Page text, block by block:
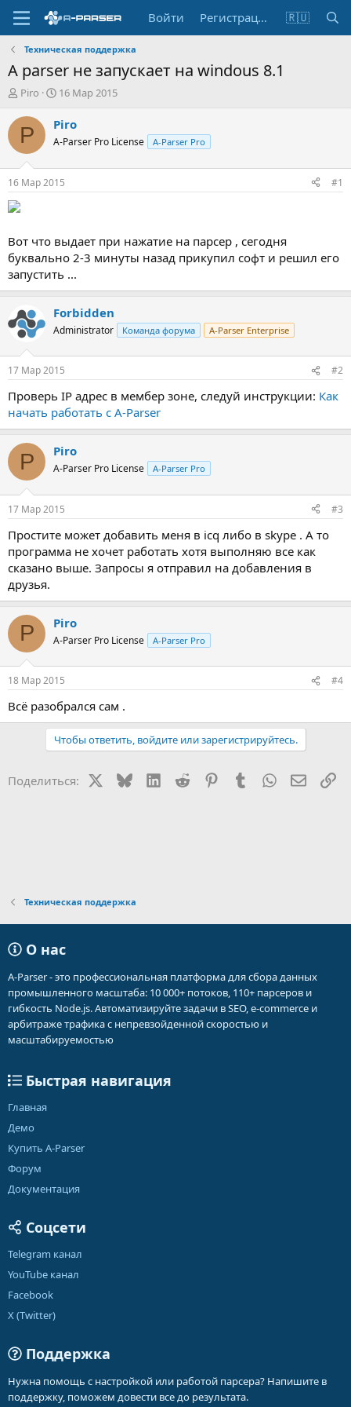
Войти Регистрация 🇷🇺
Техническая поддержка
A parser не запускает на windous 8.1
А
т
о
т
е
м
ы
Piro
Д
т
н
ч
а
16 Мар 2015
P Piro
A-Parser Pro License A-Parser Pro
16 Мар 2015 #1
Вот что выдает при нажатие на парсер , сегодня
буквально 2-3 минуты назад прикупил софт и решил его
запустить ...
Forbidden
Administrator Команда форума A-Parser Enterprise
17 Мар 2015 #2
Проверь IP адрес в мембер зоне, следуй инструкции: Как
начать работать с A-Parser
P Piro
A-Parser Pro License A-Parser Pro
17 Мар 2015 #3
Простите может добавить меня в icq либо в skype . А то
программа не хочет работать хотя выполняю все как
сказано выше. Запросы я отправил на добавления в
друзья.
P Piro
A-Parser Pro License A-Parser Pro
18 Мар 2015 #4
Всё разобрался сам .
Чтобы ответить, войдите или зарегистрируйтесь.
Поделиться: BlueskyLinkedIn
Reddit PinterestTumblr WhatsApp
Техническая поддержка
О нас
A-Parser - это профессиональная платформа для сбора данных
промышленного масштаба: 10 000+ потоков, 110+ парсеров и
гибкость Node.js. Автоматизируйте задачи в SEO, e-commerce и
арбитраже трафика с непревзойденной скоростью и
масштабируемостью
Быстрая навигация
Главная
Демо
Купить A-Parser
Форум
Документация
Соцсети
Telegram канал
YouTube канал
Facebook
X (Twitter)
Поддержка
Нужна помощь с настройкой или работой парсера? Напишите в
поддержку, поможем довести все до результата.